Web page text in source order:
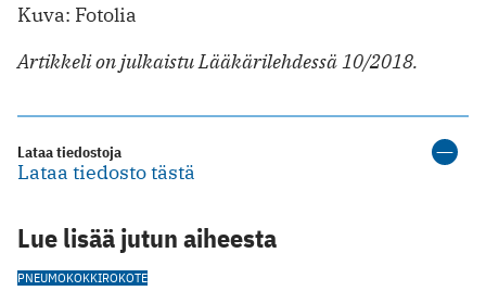
Kuva: Fotolia
Artikkeli on julkaistu Lääkärilehdessä 10/2018.
Lataa tiedostoja
Lataa tiedosto tästä
Lue lisää jutun aiheesta
PNEUMOKOKKIROKOTE